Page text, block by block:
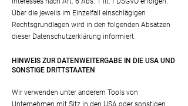
Über die jeweils im Einzelfall einschlägigen
Rechtsgrundlagen wird in den folgenden Absätzen
dieser Datenschutzerklärung informiert.
HINWEIS ZUR DATENWEITERGABE IN DIE USA UND
SONSTIGE DRITTSTAATEN
Wir verwenden unter anderem Tools von
Unternehmen mit Sitz in den USA oder sonstigen